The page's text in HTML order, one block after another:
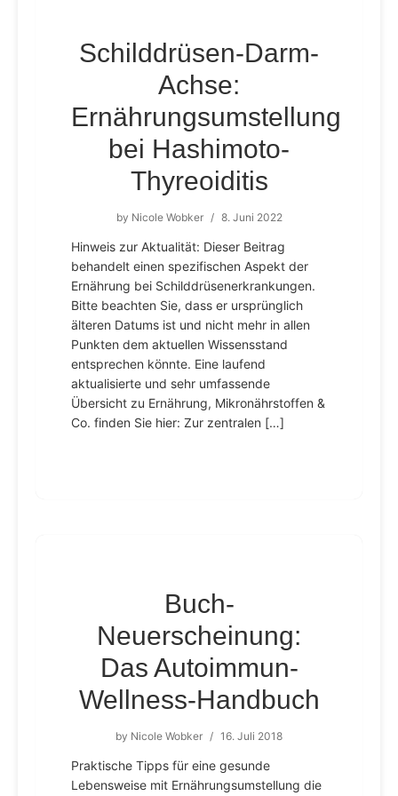
Schilddrüsen-Darm-
Achse:
Ernährungsumstellung
bei Hashimoto-
Thyreoiditis
by Nicole Wobker / 8. Juni 2022
Hinweis zur Aktualität: Dieser Beitrag
behandelt einen spezifischen Aspekt der
Ernährung bei Schilddrüsenerkrankungen.
Bitte beachten Sie, dass er ursprünglich
älteren Datums ist und nicht mehr in allen
Punkten dem aktuellen Wissensstand
entsprechen könnte. Eine laufend
aktualisierte und sehr umfassende
Übersicht zu Ernährung, Mikronährstoffen &
Co. finden Sie hier: Zur zentralen […]
Buch-
Neuerscheinung:
Das Autoimmun-
Wellness-Handbuch
by Nicole Wobker / 16. Juli 2018
Praktische Tipps für eine gesunde
Lebensweise mit Ernährungsumstellung die